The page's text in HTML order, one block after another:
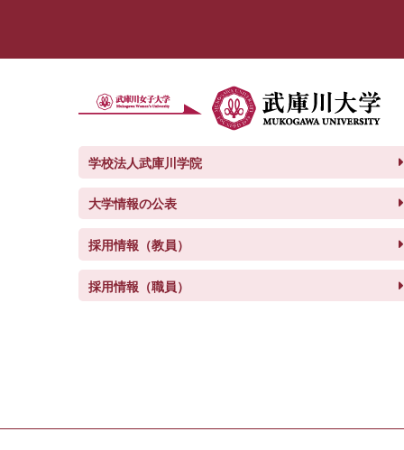
学校法人武庫川学院
大学情報の公表
採用情報（教員）
採用情報（職員）